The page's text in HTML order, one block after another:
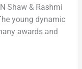
Shaw & Rashmi
young dynamic
awards and